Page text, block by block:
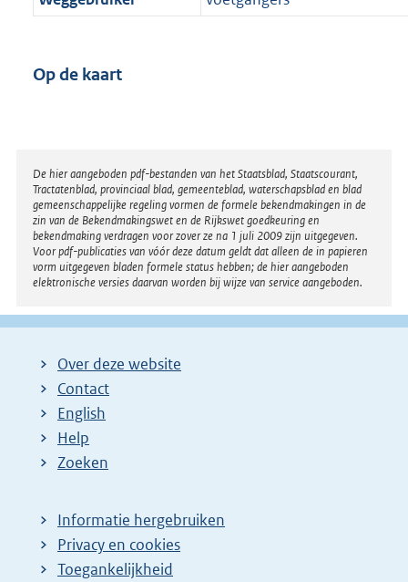
Op de kaart
Disclaimer
De hier aangeboden pdf-bestanden van het Staatsblad, Staatscourant,
Tractatenblad, provinciaal blad, gemeenteblad, waterschapsblad en blad
gemeenschappelijke regeling vormen de formele bekendmakingen in de
zin van de Bekendmakingswet en de Rijkswet goedkeuring en
bekendmaking verdragen voor zover ze na 1 juli 2009 zijn uitgegeven.
Voor pdf-publicaties van vóór deze datum geldt dat alleen de in papieren
vorm uitgegeven bladen formele status hebben; de hier aangeboden
elektronische versies daarvan worden bij wijze van service aangeboden.
Over deze website
Contact
English
Help
Zoeken
Informatie hergebruiken
Privacy en cookies
Toegankelijkheid